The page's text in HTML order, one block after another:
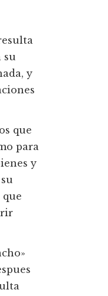
su
y
que
para
y